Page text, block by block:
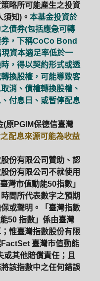
略所可能產生之投資
知)。 本基金投資於
債券(包括應急可轉
，下稱CoCo Bond
資本適足率低於一
，得以契約形式或透
換股權，可能導致客
消、債權轉換股權、
付息日、或暫停配息
(原PGIM保德信臺灣
配息來源可能為收益
份有限公司贊助、認
份有限公司不就使用
灣市值動能50指數」
間所代表數字之預期
或聲明。「臺灣指數
50 指數」係由臺灣
惟臺灣指數股份有限
臺灣市值動能
其他賠償責任；且
該指數中之任何錯誤